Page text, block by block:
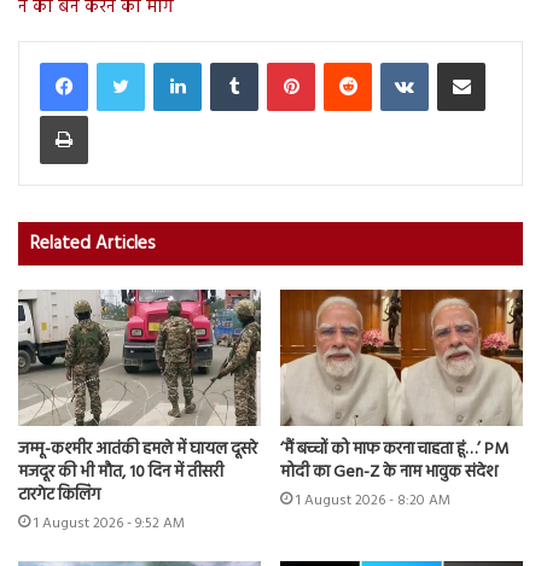
ने की बैन करने की मांग
LinkedInTumblr PinterestReddit VKontakteShare via Email
Print
Related Articles
जम्मू-कश्मीर आतंकी हमले में घायल दूसरे
मजदूर की भी मौत, 10 दिन में तीसरी
टारगेट किलिंग
1 August 2026 - 9:52 AM
‘मैं बच्चों को माफ करना चाहता हूं…’ PM
मोदी का Gen-Z के नाम भावुक संदेश
1 August 2026 - 8:20 AM